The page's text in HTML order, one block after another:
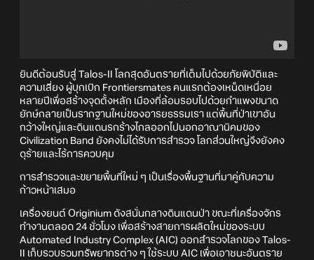
ยินดีต้อนรับสู่ Talos-II โลกสุดอันตรายที่เต็มไปด้วยภัยพิบัติและ
ความเสี่ยง ผู้บุกเบิก Frontiersmates คนแรกต้องเหน็ดเหนื่อย
หลายปีเพื่อสร้างจุดตั้งหลัก เมืองที่ล้อมรอบไปด้วยกำแพงขนาด
ยักษ์กลายเป็นรากฐานใหม่ของอารยธรรมเรา แต่พื้นที่ป่าเขาอัน
กว้างใหญ่และดินแดนรกร้างไกลออกไปนอกอาณานิคมของ
Civilization Band ยังคงไม่ได้รับการสำรวจ โลกส่วนใหญ่จึงยังคง
ดุร้ายและไร้การควบคุม
การสำรวจและขยายพื้นที่ใหม่ ๆ เป็นเรื่องพื้นฐานที่มาคู่กับความ
ก้าวหน้าเสมอ
เครื่องยนต์ Originium ดังสนั่นกลางดินแดนป่า ขณะที่เครื่องจักร
ทำงานตลอด 24 ชั่วโมง เพื่อสร้างสายการผลิตใหม่ของระบบ
Automated Industry Complex (AIC) ออกสำรวจโลกของ Talos-
II เก็บรวบรวมทรัพยากรต่าง ๆ ใช้ระบบ AIC เพื่อเอาชนะอันตราย